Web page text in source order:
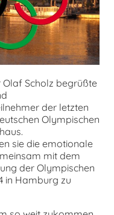
Scholz begrüßte
der letzten
Olympischen
sie die emotionale
mit dem
der Olympischen
in Hamburg zu